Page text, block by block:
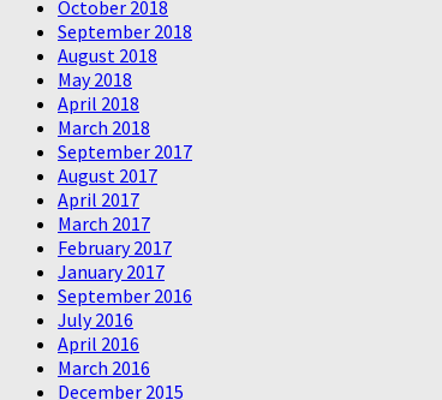
October 2018
September 2018
August 2018
May 2018
April 2018
March 2018
September 2017
August 2017
April 2017
March 2017
February 2017
January 2017
September 2016
July 2016
April 2016
March 2016
December 2015